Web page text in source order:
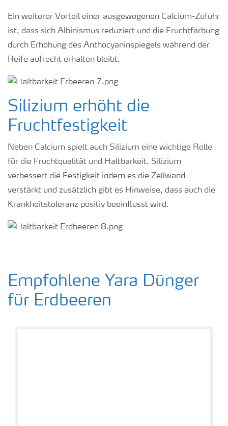
Ein weiterer Vorteil einer ausgewogenen Calcium-Zufuhr
ist, dass sich Albinismus reduziert und die Fruchtfärbung
durch Erhöhung des Anthocyaninspiegels während der
Reife aufrecht erhalten bleibt.
Silizium erhöht die
Fruchtfestigkeit
Neben Calcium spielt auch Silizium eine wichtige Rolle
für die Fruchtqualität und Haltbarkeit. Silizium
verbessert die Festigkeit indem es die Zellwand
verstärkt und zusätzlich gibt es Hinweise, dass auch die
Krankheitstoleranz positiv beeinflusst wird.
Empfohlene Yara Dünger
für Erdbeeren